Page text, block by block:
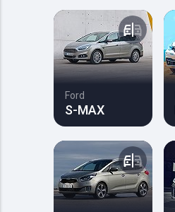
Ford
S-MAX